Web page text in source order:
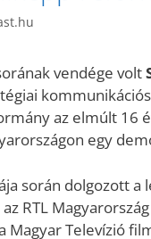
vendége volt
az elmúlt 16
egy
során dolgozott a
RTL
Magyar Televízió